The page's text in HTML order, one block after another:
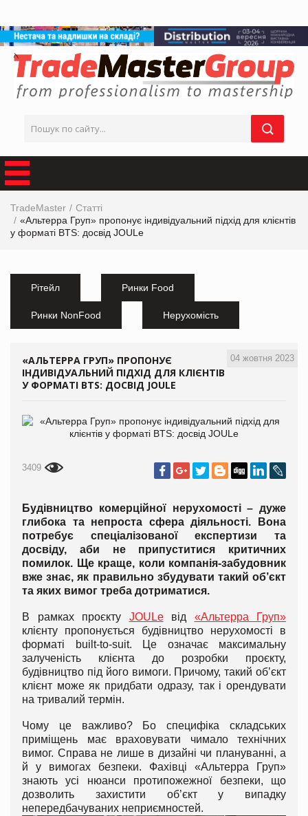
TradeMaster
Статті
«Альтерра Груп» пропонує індивідуальний підхід для клієнтів
у форматі BTS: досвід JOULe
Рітейл Ринки Food
Ринки NonFood Нерухомість
04 жовтня 2023
«АЛЬТЕРРА ГРУП» ПРОПОНУЄ
ІНДИВІДУАЛЬНИЙ ПІДХІД ДЛЯ КЛІЄНТІВ
У ФОРМАТІ BTS: ДОСВІД JOULE
3409
Будівництво комерційної нерухомості – дуже
глибока та непроста сфера діяльності. Вона
потребує спеціалізованої експертизи та
досвіду, аби не припуститися критичних
помилок. Ще краще, коли компанія-забудовник
вже знає, як правильно збудувати такий об’єкт
та яких вимог треба дотриматися.
В рамках проєкту JOULeвід «Альтерра Груп»
клієнту пропонується будівництво нерухомості в
форматі built-to-suit. Це означає максимальну
залученість клієнта до розробки проєкту,
будівництво під його вимоги. Причому, такий об’єкт
клієнт може як придбати одразу, так і орендувати
на тривалий термін.
Чому це важливо? Бо специфіка складських
приміщень має враховувати чимало технічних
вимог. Справа не лише в дизайні чи плануванні, а
й у вимогах безпеки. Фахівці «Альтерра Груп»
знають усі нюанси протипожежної безпеки, що
дозволить захистити об’єкт у випадку
непередбачуваних неприємностей.